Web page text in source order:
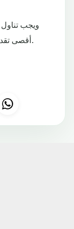
ويجب
أقصى تقدير، كما يحبذ عدم تعرضها للضوء والحرارة.